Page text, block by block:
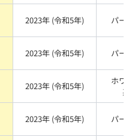
2023年 (令和5年) パール
2023年 (令和5年) パール
2023年 (令和5年)
ホワイ
系
2023年 (令和5年) パール